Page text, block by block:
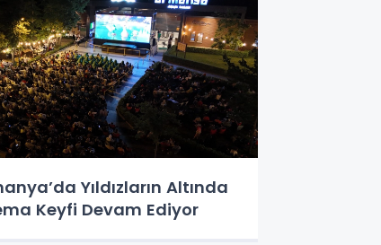
Yıldızların Altında
Keyfi Devam Ediyor